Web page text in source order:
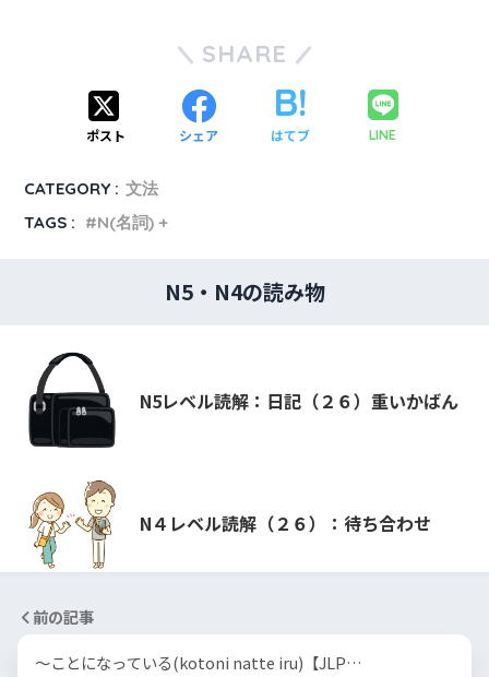
SHARE
ポスト シェア はてブ LINE
CATEGORY : 文法
TAGS :
N(名詞) +
N5・N4の読み物
N5レベル読解：日記（２６）重いかばん
N４レベル読解（２６）：待ち合わせ
前の記事
〜ことになっている(kotoni natte iru)【JLP…